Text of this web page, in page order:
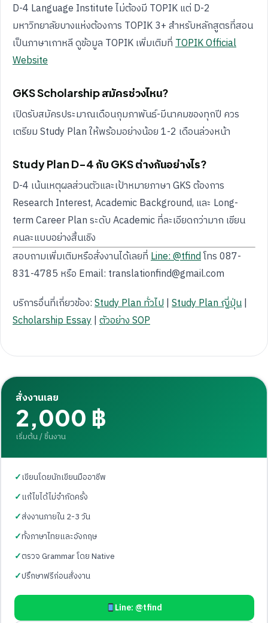
D-4 Language Institute ไม่ต้องมี TOPIK แต่ D-2
มหาวิทยาลัยบางแห่งต้องการ TOPIK 3+ สำหรับหลักสูตรที่สอน
เป็นภาษาเกาหลี ดูข้อมูล TOPIK เพิ่มเติมที่TOPIK Official
Website
GKS Scholarship สมัครช่วงไหน?
เปิดรับสมัครประมาณเดือนกุมภาพันธ์-มีนาคมของทุกปี ควร
เตรียม Study Plan ให้พร้อมอย่างน้อย 1-2 เดือนล่วงหน้า
Study Plan D-4 กับ GKS ต่างกันอย่างไร?
D-4 เน้นเหตุผลส่วนตัวและเป้าหมายภาษา GKS ต้องการ
Research Interest, Academic Background, และ Long-
term Career Plan ระดับ Academic ที่ละเอียดกว่ามาก เขียน
คนละแบบอย่างสิ้นเชิง
สอบถามเพิ่มเติมหรือสั่งงานได้เลยที่Line: @tfindโทร 087-
831-4785 หรือ Email: translationfind@gmail.com
บริการอื่นที่เกี่ยวข้อง:Study Plan ทั่วไป| Study Plan ญี่ปุ่น|
Scholarship Essay| ตัวอย่าง SOP
สั่งงานเลย
2,000 ฿
เริ่มต้น / ชิ้นงาน
เขียนโดยนักเขียนมืออาชีพ
แก้ไขได้ไม่จำกัดครั้ง
ส่งงานภายใน 2-3 วัน
ทั้งภาษาไทยและอังกฤษ
ตรวจ Grammar โดย Native
ปรึกษาฟรีก่อนสั่งงาน
Line: @tfind